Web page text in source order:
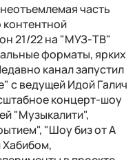
часть
контентной
21/22 на "МУЗ-ТВ"
форматы, ярких
канал запустил
с ведущей Идой Галич
концерт-шоу
"Музыкалити",
"Шоу биз от А